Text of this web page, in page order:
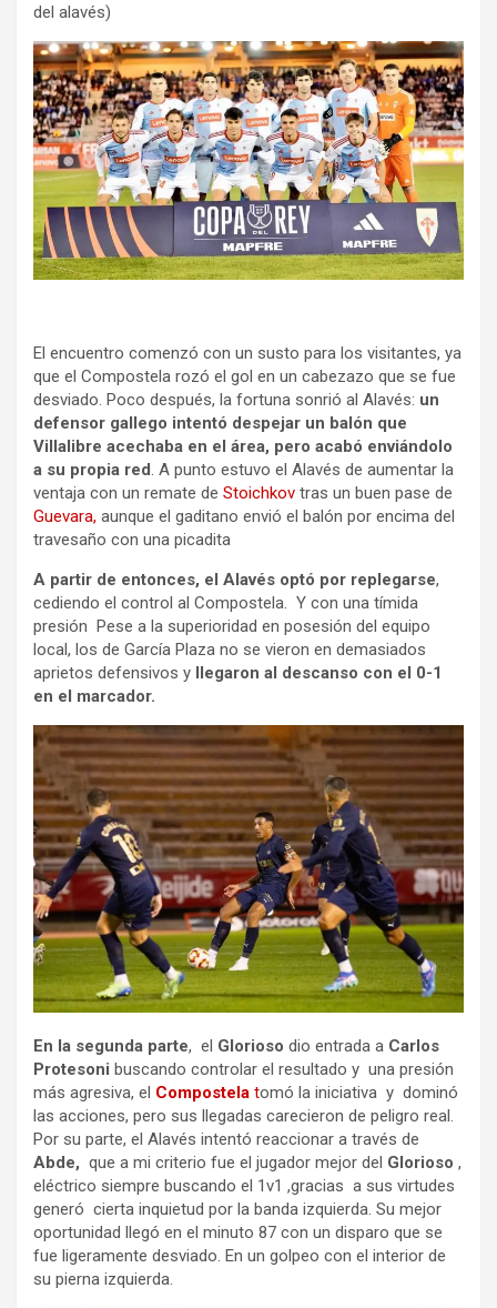
del alavés)
El encuentro comenzó con un susto para los visitantes, ya
que el Compostela rozó el gol en un cabezazo que se fue
desviado. Poco después, la fortuna sonrió al Alavés: un
defensor gallego intentó despejar un balón que
Villalibre acechaba en el área, pero acabó enviándolo
a su propia red. A punto estuvo el Alavés de aumentar la
ventaja con un remate de Stoichkov tras un buen pase de
Guevara, aunque el gaditano envió el balón por encima del
travesaño con una picadita
A partir de entonces, el Alavés optó por replegarse,
cediendo el control al Compostela. Y con una tímida
presión Pese a la superioridad en posesión del equipo
local, los de García Plaza no se vieron en demasiados
aprietos defensivos y
llegaron al descanso con el 0-1
en el marcador.
En la segunda parte, el Glorioso dio entrada a Carlos
Protesoni buscando controlar el resultado y una presión
más agresiva, el Compostela tomó la iniciativa y dominó
las acciones, pero sus llegadas carecieron de peligro real.
Por su parte, el Alavés intentó reaccionar a través de
Abde, que a mi criterio fue el jugador mejor del Glorioso ,
eléctrico siempre buscando el 1v1 ,gracias a sus virtudes
generó cierta inquietud por la banda izquierda. Su mejor
oportunidad llegó en el minuto 87 con un disparo que se
fue ligeramente desviado. En un golpeo con el interior de
su pierna izquierda.